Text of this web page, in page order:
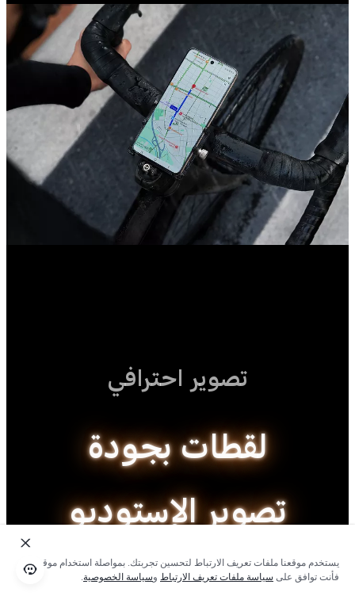
تصوير احترافي
لقطات بجودة
تصوير الإستوديو
يستخدم موقعنا ملفات تعريف الارتباط لتحسين تجربتك. بمواصلة استخدام موقعنا؛
فأنت توافق على سياسة ملفات تعريف الارتباط وسياسة الخصوصية.